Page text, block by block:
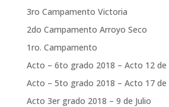
3ro Campamento Victoria
2do Campamento Arroyo Seco
1ro. Campamento
Acto – 6to grado 2018 – Acto 12 de
Acto – 5to grado 2018 – Acto 17
Acto 3er grado 2018 – 9 de Julio